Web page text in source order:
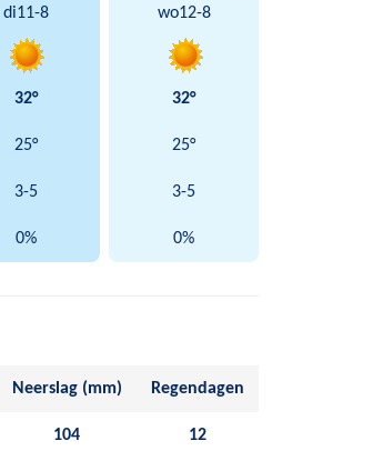
di11-8 wo12-8
32° 32°
25° 25°
3-5 3-5
0% 0%
Neerslag (mm) Regendagen
104 12